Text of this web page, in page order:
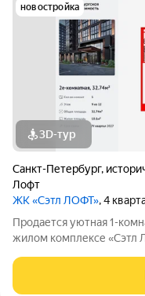
новостройка
3D-тур
Санкт-Петербург,
Лофт
ЖК «Сэтл ЛОФТ», 4
Продается уютная 1-
жилом комплексе «Сэтл
Удобная, классическая,
большая кухня-гостиная